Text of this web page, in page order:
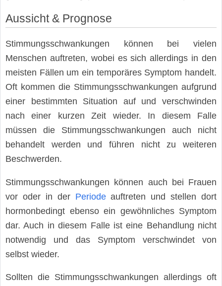
Aussicht & Prognose
Stimmungsschwankungen können bei vielen
Menschen auftreten, wobei es sich allerdings in den
meisten Fällen um ein temporäres Symptom handelt.
Oft kommen die Stimmungsschwankungen aufgrund
einer bestimmten Situation auf und verschwinden
nach einer kurzen Zeit wieder. In diesem Falle
müssen die Stimmungsschwankungen auch nicht
behandelt werden und führen nicht zu weiteren
Beschwerden.
Stimmungsschwankungen können auch bei Frauen
vor oder in der Periodeauftreten und stellen dort
hormonbedingt ebenso ein gewöhnliches Symptom
dar. Auch in diesem Falle ist eine Behandlung nicht
notwendig und das Symptom verschwindet von
selbst wieder.
Sollten die Stimmungsschwankungen allerdings oft